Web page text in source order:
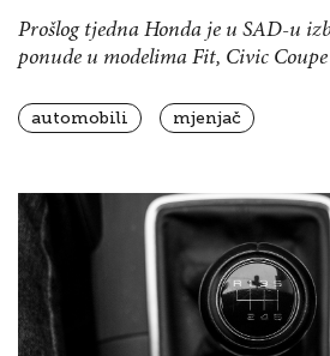
Prošlog tjedna Honda je u SAD-u
ponude u modelima Fit, Civic
automobili mjenjač